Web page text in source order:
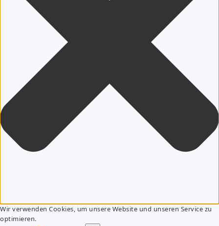
Wir verwenden Cookies, um unsere Website und unseren Service zu
optimieren.